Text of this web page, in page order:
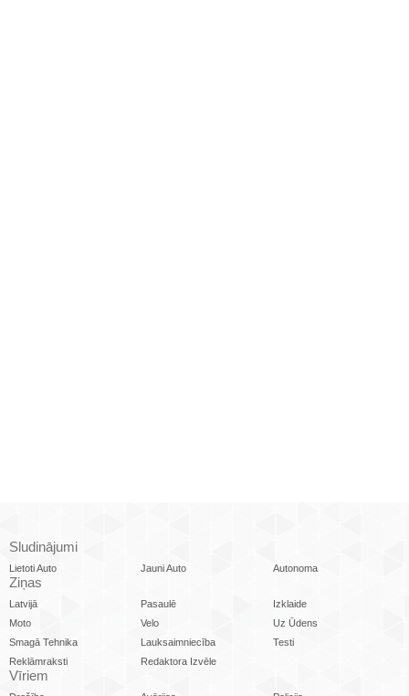
Sludinājumi
Lietoti Auto Jauni Auto Autonoma
Ziņas
Latvijā Pasaulē
Izklaide
Moto
Velo
Uz Ūdens
Smagā Tehnika
Lauksaimniecība
Testi
Reklāmraksti
Redaktora Izvēle
Vīriem